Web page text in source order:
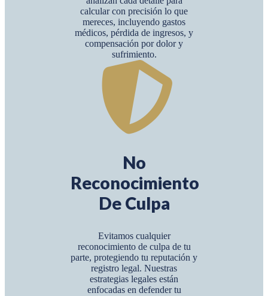
calcular con precisión lo que
mereces, incluyendo gastos
médicos, pérdida de ingresos, y
compensación por dolor y
sufrimiento.
No
Reconocimiento
De Culpa
Evitamos cualquier
reconocimiento de culpa de tu
parte, protegiendo tu reputación y
registro legal. Nuestras
estrategias legales están
enfocadas en defender tu